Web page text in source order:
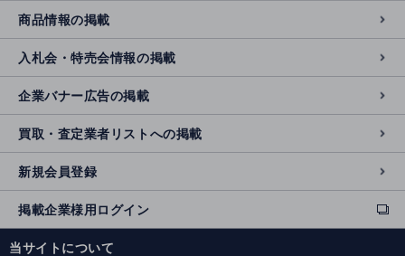
商品情報の掲載
入札会・特売会情報の掲載
企業バナー広告の掲載
買取・査定業者リストへの掲載
新規会員登録
掲載企業様用ログイン
ext
e
当サイトについて